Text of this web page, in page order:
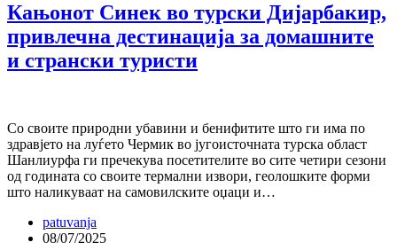
Кањонот Синек во турски Дијарбакир,
привлечна дестинација за домашните
и странски туристи
Со своите природни убавини и бенифитите што ги има по
здравјето на луѓето Чермик во југоисточната турска област
Шанлиурфа ги пречекува посетителите во сите четири сезони
од годината со своите термални извори, геолошките форми
што наликуваат на самовилските оџаци и…
patuvanja
08/07/2025